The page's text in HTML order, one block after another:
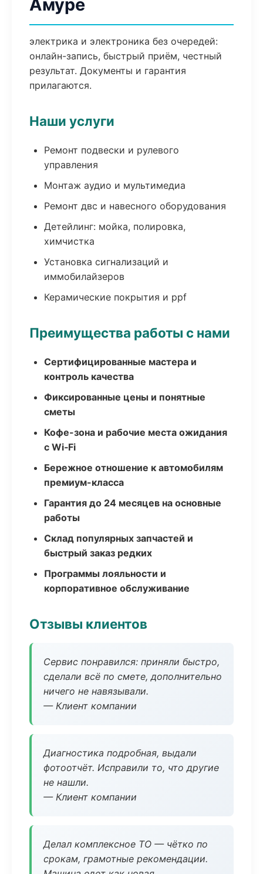
Амуре
электрика и электроника без очередей:
онлайн-запись, быстрый приём, честный
результат. Документы и гарантия
прилагаются.
Наши услуги
Ремонт подвески и рулевого
управления
Монтаж аудио и мультимедиа
Ремонт двс и навесного оборудования
Детейлинг: мойка, полировка,
химчистка
Установка сигнализаций и
иммобилайзеров
Керамические покрытия и ppf
Преимущества работы с нами
Сертифицированные мастера и
контроль качества
Фиксированные цены и понятные
сметы
Кофе-зона и рабочие места ожидания
с Wi‑Fi
Бережное отношение к автомобилям
премиум-класса
Гарантия до 24 месяцев на основные
работы
Склад популярных запчастей и
быстрый заказ редких
Программы лояльности и
корпоративное обслуживание
Отзывы клиентов
Сервис понравился: приняли быстро,
сделали всё по смете, дополнительно
ничего не навязывали.
— Клиент компании
Диагностика подробная, выдали
фотоотчёт. Исправили то, что другие
не нашли.
— Клиент компании
Делал комплексное ТО — чётко по
срокам, грамотные рекомендации.